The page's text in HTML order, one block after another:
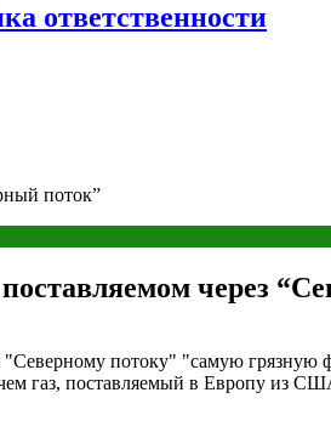
ответственности
поток”
через
потоку" "самую грязную
газ, поставляемый в Европу из